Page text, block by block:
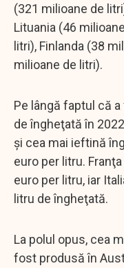
(321 milioane de
Lituania (46
litri), Finlanda (38
milioane de litri).
Pe lângă faptul că
de îngheţată în
şi cea mai ieftină
euro per litru.
euro per litru, iar
litru de îngheţată.
La polul opus, cea
fost produsă în